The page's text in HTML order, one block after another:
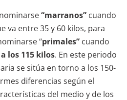
“marranos”cuando
va entre 35 y 60 kilos, para
“primales” cuando
los 115 kilos. En este periodo
se sitúa en torno a los 150-
diferencias según el
del medio y de los